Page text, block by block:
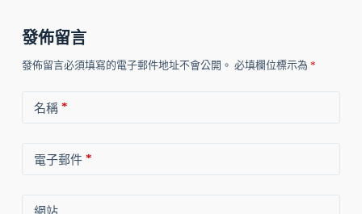
發佈留言
發佈留言必須填寫的電子郵件地址不會公開。 必填欄位標示為 *
名稱 *
電子郵件*